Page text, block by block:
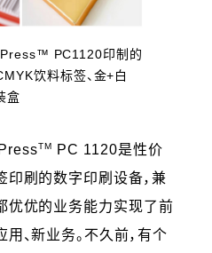
PC1120印制的
饮料标签、金+白
盒
TM
PC 1120是性价
印刷的数字印刷设备，兼
优优的业务能力实现了前
、新业务。不久前，有个